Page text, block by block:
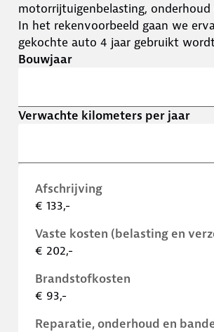
motorrijtuigenbelasting,
In het rekenvoorbeeld gaan we
gekochte auto 4 jaar gebruikt
Bouwjaar
Verwachte kilometers per jaar
Afschrijving
€ 133,-
Vaste kosten (belasting en
€ 202,-
Brandstofkosten
€ 93,-
Reparatie, onderhoud en